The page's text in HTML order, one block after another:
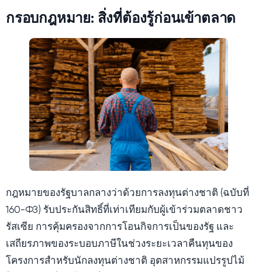
กรอบกฎหมาย: สิ่งที่ต้องรู้ก่อนเข้าตลาด
กฎหมายของรัฐบาลกลางว่าด้วยการลงทุนต่างชาติ (ฉบับที่
160-ФЗ) รับประกันสิทธิ์ที่เท่าเทียมกับผู้เข้าร่วมตลาดชาว
รัสเซีย การคุ้มครองจากการโอนกิจการเป็นของรัฐ และ
เสถียรภาพของระบอบภาษีในช่วงระยะเวลาคืนทุนของ
โครงการสำหรับนักลงทุนต่างชาติ อุตสาหกรรมแปรรูปไม้